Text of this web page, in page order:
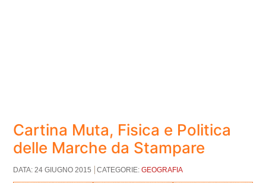
Cartina Muta, Fisica e Politica
delle Marche da Stampare
DATA: 24 GIUGNO 2015 CATEGORIE:GEOGRAFIA